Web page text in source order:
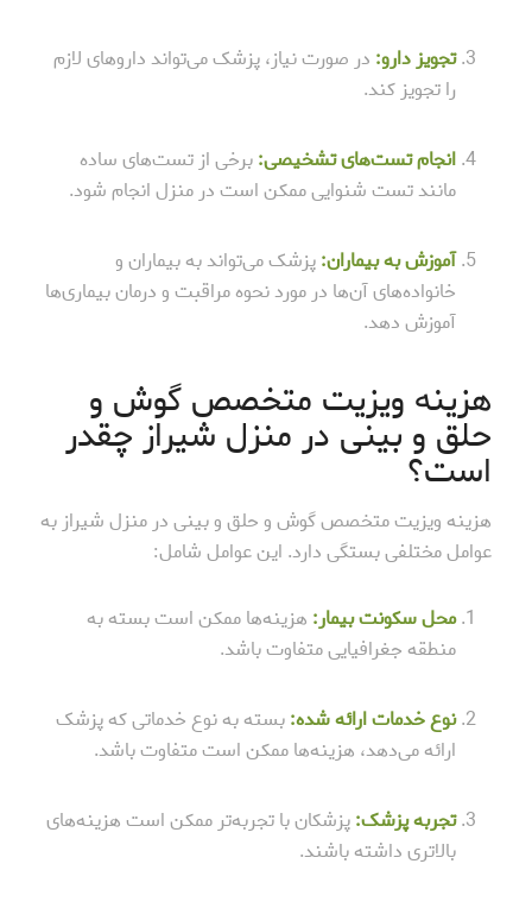
تجویز دارو: در صورت نیاز، پزشک می‌تواند داروهای لازم
را تجویز کند.
انجام تست‌های تشخیصی:برخی از تست‌های ساده
مانند تست شنوایی ممکن است در منزل انجام شود.
آموزش به بیماران:پزشک می‌تواند به بیماران و
خانواده‌های آن‌ها در مورد نحوه مراقبت و درمان بیماری‌ها
آموزش دهد.
هزینه ویزیت متخصص گوش و
حلق و بینی در منزل شیراز چقدر
است؟
هزینه ویزیت متخصص گوش و حلق و بینی در منزل شیراز به
عوامل مختلفی بستگی دارد. این عوامل شامل:
محل سکونت بیمار: هزینه‌ها ممکن است بسته به
منطقه جغرافیایی متفاوت باشد.
نوع خدمات ارائه شده:بسته به نوع خدماتی که پزشک
ارائه می‌دهد، هزینه‌ها ممکن است متفاوت باشد.
تجربه پزشک:پزشکان با تجربه‌تر ممکن است هزینه‌های
بالاتری داشته باشند.